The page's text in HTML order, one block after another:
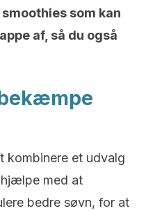
som kan
af, så du også
kombinere et udvalg
med at
bedre søvn, for at